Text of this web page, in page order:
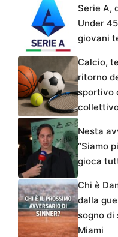
Serie A,
Under
giovani
Calcio,
ritorno
sportivo
Nesta
“Siamo
gioca
Chi è
dalla
sogno di
Miami